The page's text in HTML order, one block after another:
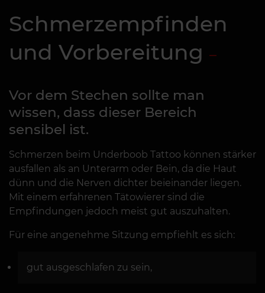
Schmerzempfinden
und Vorbereitung
Vor dem Stechen sollte man
wissen, dass dieser Bereich
sensibel ist.
Schmerzen beim Underboob Tattoo können stärker
ausfallen als an Unterarm oder Bein, da die Haut
dünn und die Nerven dichter beieinander liegen.
Mit einem erfahrenen Tätowierer sind die
Empfindungen jedoch meist gut auszuhalten.
Für eine angenehme Sitzung empfiehlt es sich:
gut ausgeschlafen zu sein,